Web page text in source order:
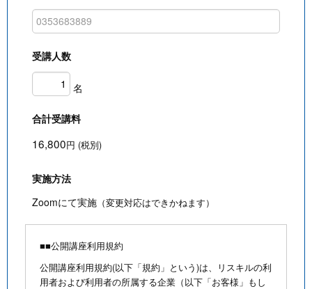
受講人数
名
合計受講料
16,800円 (税別)
実施方法
Zoomにて実施 （変更対応はできかねます）
■■公開講座利用規約
公開講座利用規約(以下「規約」という)は、リスキルの利
用者および利用者の所属する企業（以下「お客様」もし